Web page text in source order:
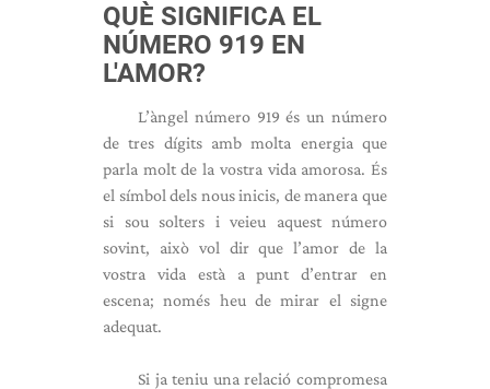
QUÈ SIGNIFICA EL
NÚMERO 919 EN
L'AMOR?
L’àngel número 919 és un número
de tres dígits amb molta energia que
parla molt de la vostra vida amorosa. És
el símbol dels nous inicis, de manera que
si sou solters i veieu aquest número
sovint, això vol dir que l’amor de la
vostra vida està a punt d’entrar en
escena; només heu de mirar el signe
adequat.
Si ja teniu una relació compromesa